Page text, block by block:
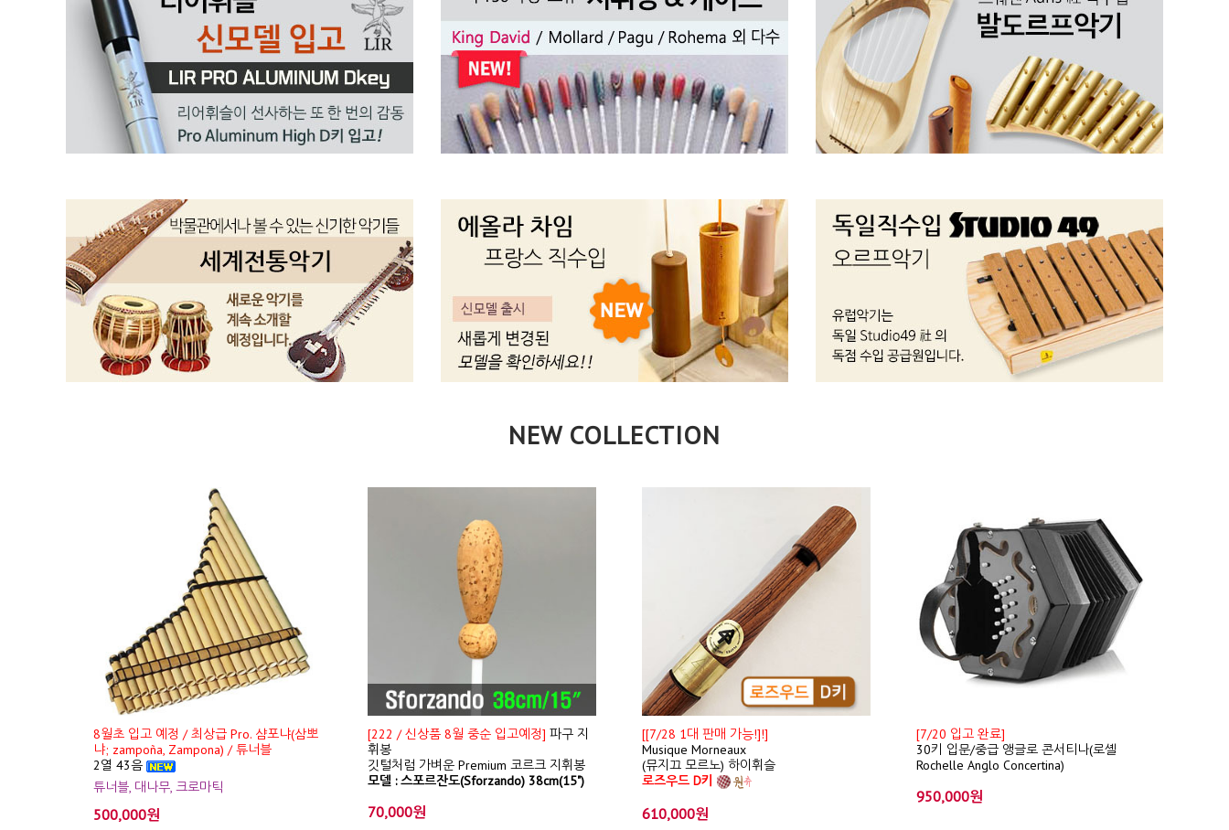
NEW COLLECTION
8월초 입고 예정 / 최상급 Pro. 샴포냐(삼뽀
냐; zampoña, Zampona) / 튜너블
2열 43음
튜너블, 대나무, 크로마틱
500,000원
[222 / 신상품 8월 중순 입고예정] 파구 지
휘봉
깃털처럼 가벼운 Premium 코르크 지휘봉
모델 : 스포르잔도(Sforzando) 38cm(15")
70,000원
[[7/28 1대 판매 가능!]!]
Musique Morneaux
(뮤지끄 모르노) 하이휘슬
로즈우드 D키
610,000원
[7/20 입고 완료]
30키 입문/중급 앵글로 콘서티나(로셸
Rochelle Anglo Concertina)
950,000원